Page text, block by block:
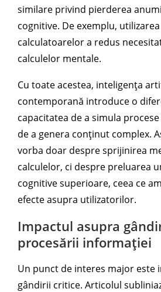
similare privind pierderea
cognitive. De exemplu,
calculatoarelor a redus
calculelor mentale.
Cu toate acestea, inteligența
contemporană introduce o
capacitatea de a simula
de a genera conținut complex.
vorba doar despre sprijinirea
calculelor, ci despre preluarea
cognitive superioare, ceea ce
efecte asupra utilizatorilor.
Impactul asupra
procesării informației
Un punct de interes major este
gândirii critice. Articolul